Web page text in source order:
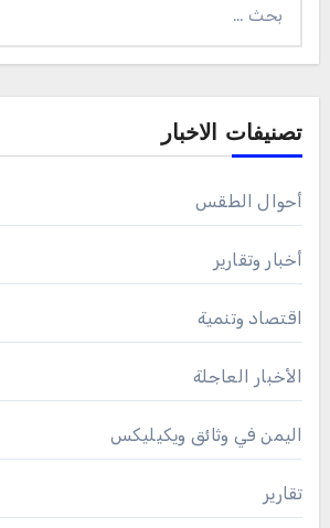
عن:
تصنيفات الاخبار
أحوال الطقس
أخبار وتقارير
اقتصاد وتنمية
الأخبار العاجلة
اليمن في وثائق ويكيليكس
تقارير